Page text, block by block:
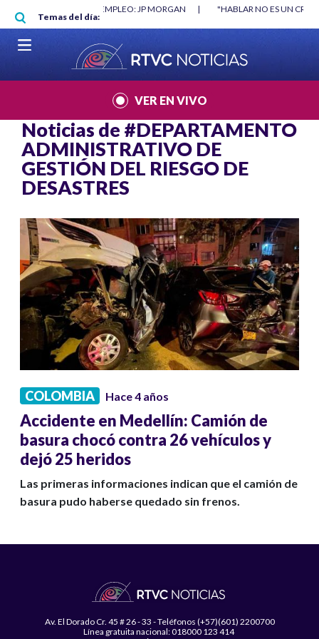
Pasar al contenido principal
Temas del día:
MÍNIMO NO DESTRUYÓ EMPLEO: JP MORGAN |
"HABLAR NO ES UN
MUNDIAL 2026
|
VER EN VIVO
Noticias de #DEPARTAMENTO
ADMINISTRATIVO DE
GESTIÓN DEL RIESGO DE
DESASTRES
COLOMBIA Hace 4 años
Accidente en Medellín: Camión de
basura chocó contra 26 vehículos y
dejó 25 heridos
Las primeras informaciones indican que el camión de
basura pudo haberse quedado sin frenos.
Av. El Dorado Cr. 45 # 26 - 33 - Teléfonos (+57)(601) 2200700
Línea gratuita nacional: 018000 123 414